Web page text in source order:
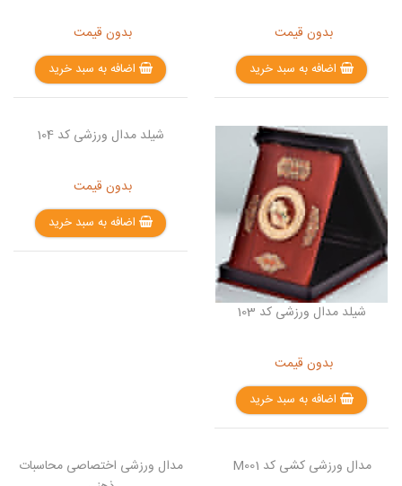
بدون قیمت
اضافه به سبد خرید
بدون قیمت
اضافه به سبد خرید
شیلد مدال ورزشی کد 103
بدون قیمت
اضافه به سبد خرید
شیلد مدال ورزشی کد 104
بدون قیمت
اضافه به سبد خرید
مدال ورزشی کشی کد M001
مدال ورزشی اختصاصی محاسبات